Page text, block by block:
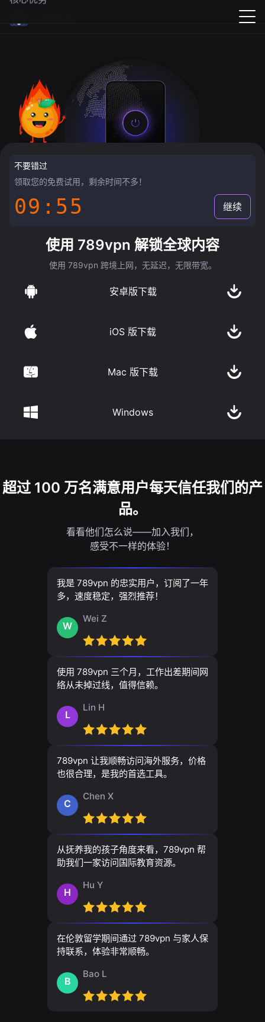
不要错过
领取您的免费试用，剩余时间不多！
09:55 继续
使用 789vpn 解锁全球内容
使用 789vpn 跨境上网，无延迟，无限带宽。
安卓版下载
iOS 版下载
Mac 版下载
Windows
超过 100 万名满意用户每天信任我们的产
品。
看看他们怎么说——加入我们，
感受不一样的体验！
我是 789vpn 的忠实用户，订阅了一年
多，速度稳定，强烈推荐！
W
Wei Z
使用 789vpn 三个月，工作出差期间网
络从未掉过线，值得信赖。
L
Lin H
789vpn 让我顺畅访问海外服务，价格
也很合理，是我的首选工具。
C
Chen X
从抚养我的孩子角度来看，789vpn 帮
助我们一家访问国际教育资源。
H
Hu Y
在伦敦留学期间通过 789vpn 与家人保
持联系，体验非常顺畅。
B
Bao L